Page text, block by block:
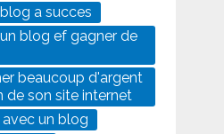
a succes
blog ef gagner de
beaucoup d'argent
de son site internet
un blog